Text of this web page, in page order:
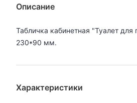
Описание
Табличка кабинетная "Туалет
230*90 мм.
Характеристики